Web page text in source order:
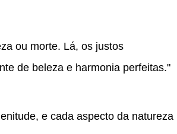
ou morte. Lá, os justos
de beleza e harmonia perfeitas."
e cada aspecto da natureza